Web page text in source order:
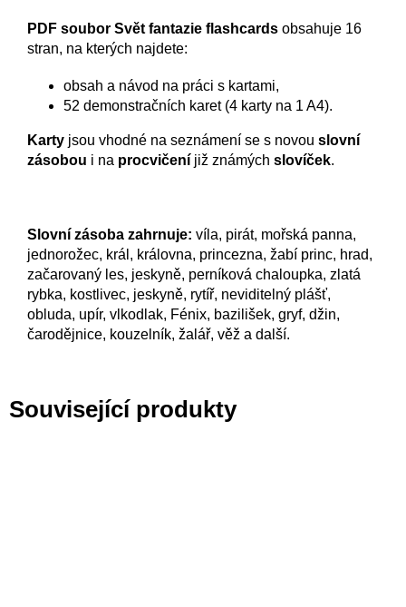
PDF soubor Svět fantazie flashcards obsahuje 16
stran, na kterých najdete:
obsah a návod na práci s kartami,
52 demonstračních karet (4 karty na 1 A4).
Karty jsou vhodné na seznámení se s novou slovní
zásobou i na procvičení již známých slovíček.
Slovní zásoba zahrnuje: víla, pirát, mořská panna,
jednorožec, král, královna, princezna, žabí princ, hrad,
začarovaný les, jeskyně, perníková chaloupka, zlatá
rybka, kostlivec, jeskyně, rytíř, neviditelný plášť,
obluda, upír, vlkodlak, Fénix, bazilišek, gryf, džin,
čarodějnice, kouzelník, žalář, věž a další.
Související produkty